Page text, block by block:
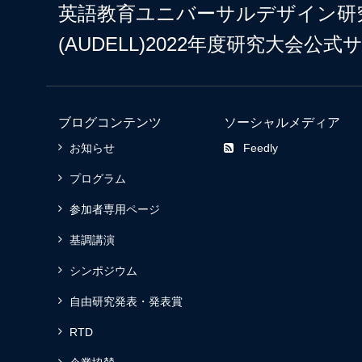
英語教育ユニバーサルデザイン研
(AUDELL)2022年度研究大会公式
ブログコンテンツ
お知らせ
プログラム
参加者専用ページ
基調講演
シンポジウム
自由研究発表・発表賞
RTD
ソーシャルメディア
Feedly